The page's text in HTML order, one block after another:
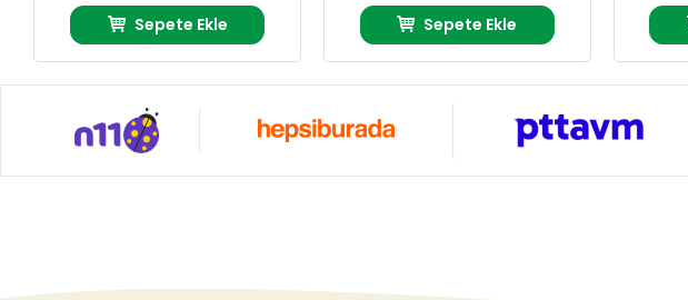
Sepete Ekle Sepete Ekle